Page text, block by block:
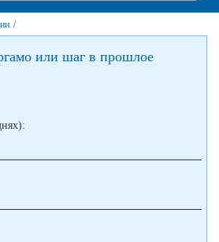
/
или шаг в прошлое